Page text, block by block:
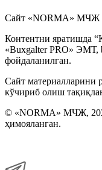
Сайт «NORMA» МЧЖ
Контентни яратишда
«Buxgalter PRO» ЭМТ,
фойдаланилган.
Сайт материалларини
кўчириб олиш
© «NORMA» МЧЖ,
ҳимояланган.